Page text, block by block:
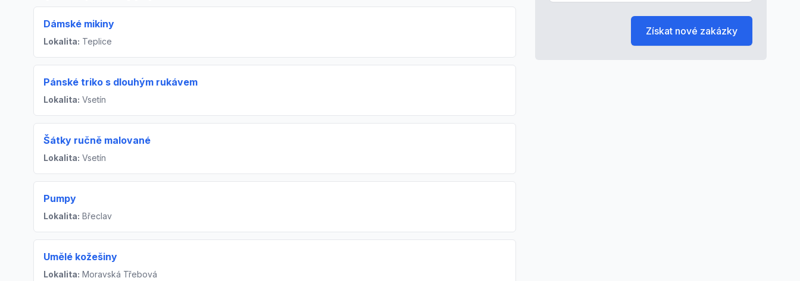
Dámské mikiny
Lokalita: Teplice
Pánské triko s dlouhým rukávem
Lokalita: Vsetín
Šátky ručně malované
Lokalita: Vsetín
Pumpy
Lokalita: Břeclav
Umělé kožešiny
Lokalita: Moravská Třebová
Získat nové zakázky